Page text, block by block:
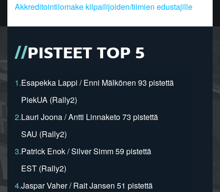
Akkreditointilomake kilpailijoiden/tiimien edustajille
PISTEET TOP 5
1.Esapekka Lappi / Enni Mälkönen 93 pistettä
PiekUA (Rally2)
2.Lauri Joona / Antti Linnaketo 73 pistettä
SAU (Rally2)
3.Patrick Enok / Silver Simm 59 pistettä
EST (Rally2)
4.Jaspar Vaher / Rait Jansen 51 pistettä